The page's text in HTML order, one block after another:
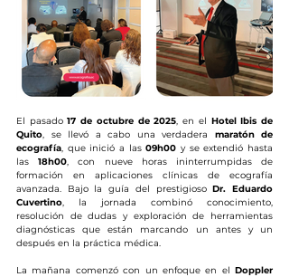
El pasado 17 de octubre de 2025, en el Hotel Ibis de
Quito, se llevó a cabo una verdadera maratón de
ecografía, que inició a las 09h00 y se extendió hasta
las 18h00, con nueve horas ininterrumpidas de
formación en aplicaciones clínicas de ecografía
avanzada. Bajo la guía del prestigioso Dr. Eduardo
Cuvertino, la jornada combinó conocimiento,
resolución de dudas y exploración de herramientas
diagnósticas que están marcando un antes y un
después en la práctica médica.
La mañana comenzó con un enfoque en el Doppler